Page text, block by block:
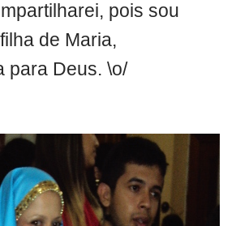
pois sou
de Maria,
para Deus. \o/